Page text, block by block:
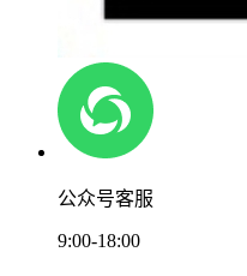
公众号客服
9:00-18:00